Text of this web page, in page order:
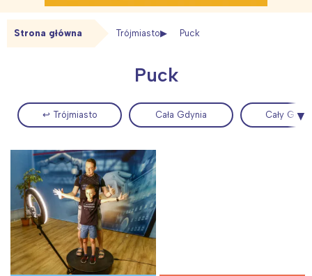
Strona główna Trójmiasto Puck
Puck
↩ Trójmiasto Cała Gdynia Cały
Interesują mnie wydarzenia z
tego regionu:
Warszawa
Łódź
Trójmiasto